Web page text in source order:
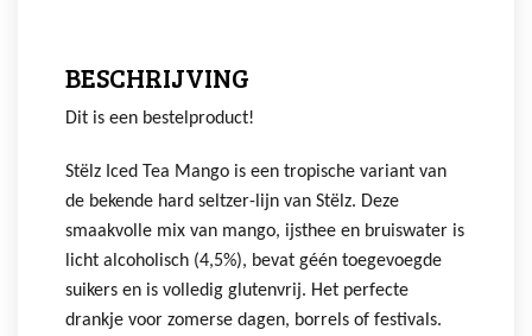
BESCHRIJVING
Dit is een bestelproduct!
Stëlz Iced Tea Mango is een tropische variant van
de bekende hard seltzer-lijn van Stëlz. Deze
smaakvolle mix van mango, ijsthee en bruiswater is
licht alcoholisch (4,5%), bevat géén toegevoegde
suikers en is volledig glutenvrij. Het perfecte
drankje voor zomerse dagen, borrels of festivals.